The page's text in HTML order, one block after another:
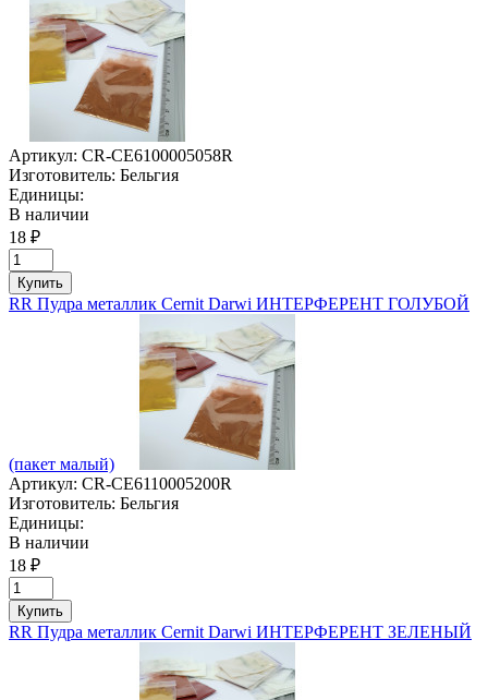
Артикул: CR-CE6100005058R
Изготовитель: Бельгия
Единицы:
В наличии
18 ₽
Купить
RR Пудра металлик Cernit Darwi ИНТЕРФЕРЕНТ ГОЛУБОЙ
(пакет малый)
Артикул: CR-CE6110005200R
Изготовитель: Бельгия
Единицы:
В наличии
18 ₽
Купить
RR Пудра металлик Cernit Darwi ИНТЕРФЕРЕНТ ЗЕЛЕНЫЙ